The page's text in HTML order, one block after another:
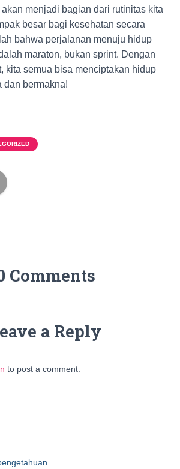
menjadi bagian dari rutinitas kita
besar bagi kesehatan secara
bahwa perjalanan menuju hidup
maraton, bukan sprint. Dengan
kita semua bisa menciptakan hidup
dan bermakna!
Comments
a Reply
to post a comment.